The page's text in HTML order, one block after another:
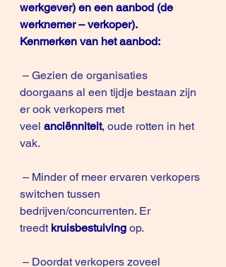
werkgever) en een aanbod (de
werknemer – verkoper).
Kenmerken van het aanbod:
doorgaans al een tijdje bestaan zijn
er ook verkopers met
veel anciënniteit, oude rotten in het
vak.
switchen tussen
bedrijven/concurrenten. Er
treedt kruisbestuiving op.